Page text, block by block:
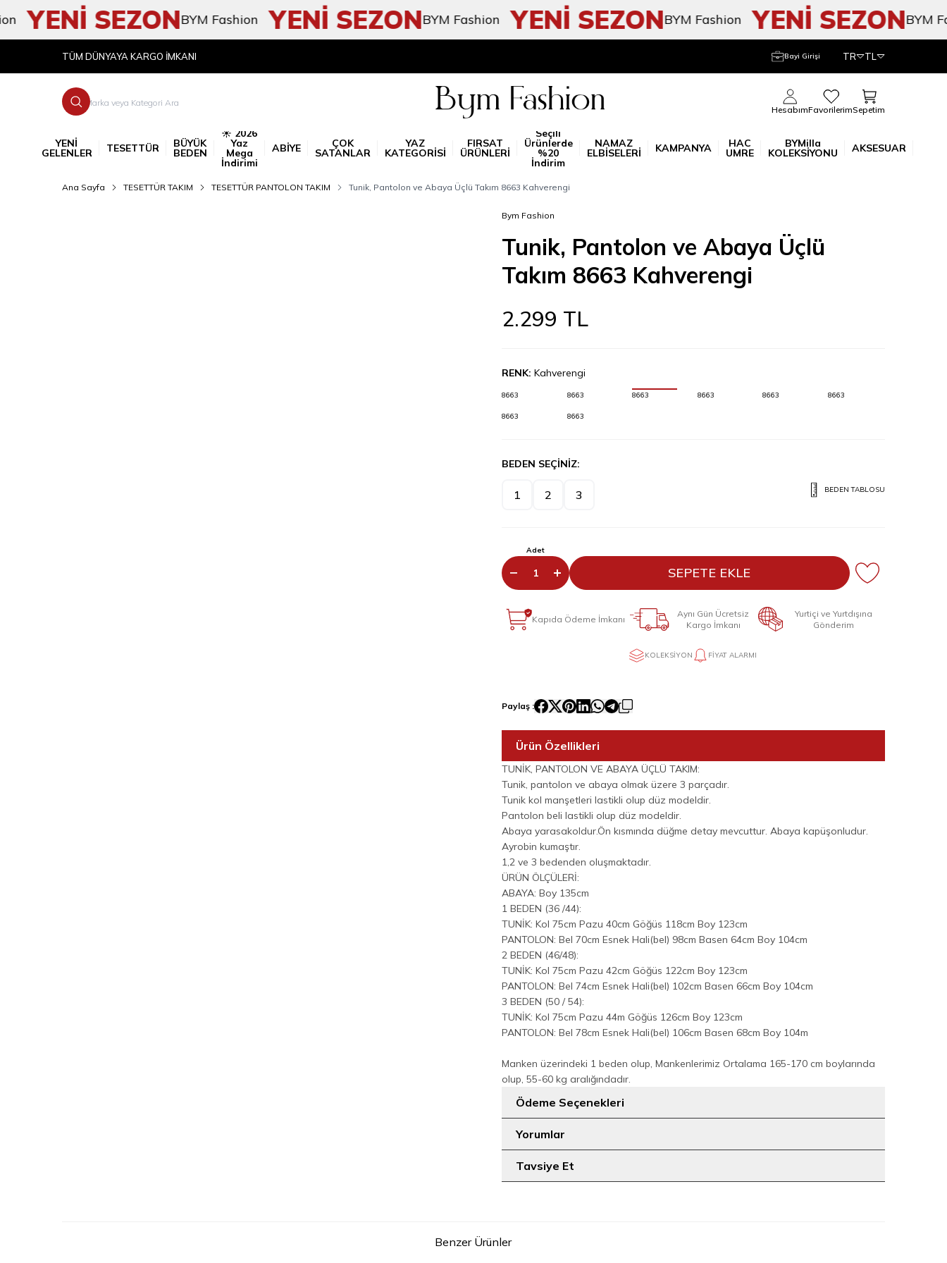
SEZONBYM Fashion YENİ SEZONBYM Fashion YENİ SEZONBYM Fashion YENİ SEZONBYM
TÜM DÜNYAYA KARGO İMKANI Bayi Girişi TR TL
HesabımFavorilerimSepetim
YENİ
GELENLER TESETTÜR BÜYÜK
BEDEN
☀️ 2026
Yaz
Mega
İndirimi
ABİYE ÇOK
SATANLAR
YAZ
KATEGORİSİ
FIRSAT
ÜRÜNLERİ
Seçili
Ürünlerde
%20
İndirim
NAMAZ
ELBİSELERİ KAMPANYA HAC
UMRE
BYMilla
KOLEKSİYONU AKSESUAR
Ana Sayfa TESETTÜR TAKIM TESETTÜR PANTOLON TAKIM Tunik, Pantolon ve Abaya Üçlü Takım 8663 Kahverengi
Bym Fashion
Tunik, Pantolon ve Abaya Üçlü
Takım 8663 Kahverengi
2.299 TL
RENK: Kahverengi
8663 8663 8663 8663 8663 8663
8663 8663
BEDEN SEÇİNİZ:
1 2 3 BEDEN TABLOSU
Adet
SEPETE EKLE
Kapıda Ödeme İmkanı
Aynı Gün Ücretsiz
Kargo İmkanı
Yurtiçi ve Yurtdışına
Gönderim
KOLEKSIYON FIYAT ALARMI
Paylaş :
Ürün Özellikleri
TUNİK, PANTOLON VE ABAYA ÜÇLÜ TAKIM:
Tunik, pantolon ve abaya olmak üzere 3 parçadır.
Tunik kol manşetleri lastikli olup düz modeldir.
Pantolon beli lastikli olup düz modeldir.
Abaya yarasakoldur.Ön kısmında düğme detay mevcuttur. Abaya kapüşonludur.
Ayrobin kumaştır.
1,2 ve 3 bedenden oluşmaktadır.
ÜRÜN ÖLÇÜLERİ:
ABAYA: Boy 135cm
1 BEDEN (36 /44):
TUNİK: Kol 75cm Pazu 40cm Göğüs 118cm Boy 123cm
PANTOLON: Bel 70cm Esnek Hali(bel) 98cm Basen 64cm Boy 104cm
2 BEDEN (46/48):
TUNİK: Kol 75cm Pazu 42cm Göğüs 122cm Boy 123cm
PANTOLON: Bel 74cm Esnek Hali(bel) 102cm Basen 66cm Boy 104cm
3 BEDEN (50 / 54):
TUNİK: Kol 75cm Pazu 44m Göğüs 126cm Boy 123cm
PANTOLON: Bel 78cm Esnek Hali(bel) 106cm Basen 68cm Boy 104m
Manken üzerindeki 1 beden olup, Mankenlerimiz Ortalama 165-170 cm boylarında
olup, 55-60 kg aralığındadır.
Ödeme Seçenekleri
Yorumlar
Tavsiye Et
Benzer Ürünler
9